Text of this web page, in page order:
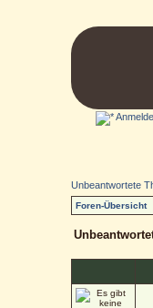
Unbeantwortete
Foren-Übersicht